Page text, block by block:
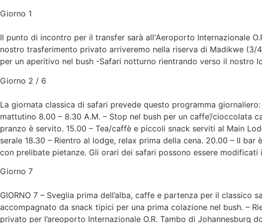
Giorno 1
Il punto di incontro per il transfer sarà all'Aeroporto Internazionale
nostro trasferimento privato arriveremo nella riserva di Madikwe
per un aperitivo nel bush -Safari notturno rientrando verso il nostro
Giorno 2 / 6
La giornata classica di safari prevede questo programma
mattutino 8.00 – 8.30 A.M. – Stop nel bush per un caffe’/cioccolata
pranzo è servito. 15.00 – Tea/caffè e piccoli snack serviti al Main
serale 18.30 – Rientro al lodge, relax prima della cena. 20.00 – Il
con prelibate pietanze. Gli orari dei safari possono essere
Giorno 7
GIORNO 7 – Sveglia prima dell’alba, caffe e partenza per il
accompagnato da snack tipici per una prima colazione nel bush. –
privato per l’areoporto Internazionale O.R. Tambo di